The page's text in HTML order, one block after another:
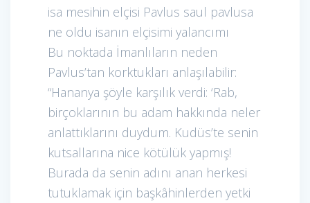
isa mesihin elçisi Pavlus saul pavlusa
ne oldu isanın elçisimi yalancımı
Bu noktada İmanlıların neden
Pavlus’tan korktukları anlaşılabilir:
“Hananya şöyle karşılık verdi: ‘Rab,
birçoklarının bu adam hakkında neler
anlattıklarını duydum. Kudüs’te senin
kutsallarına nice kötülük yapmış!
Burada da senin adını anan herkesi
tutuklamak için başkâhinlerden yetki